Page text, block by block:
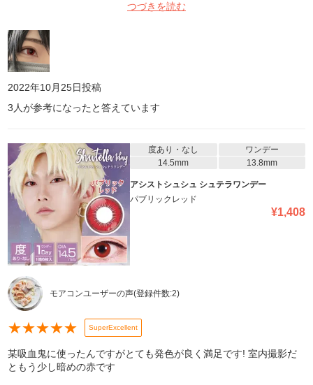
つづきを読む
2022年10月25日投稿
3 人が参考になったと答えています
度あり・なし
ワンデー
14.5mm
13.8mm
アシストシュシュ シュテラワンデー
パブリックレッド
¥1,408
モアコンユーザーの声(登録件数:2)
★★★★★ SuperExcellent
某吸血鬼に使ったんですがとても発色が良く満足です! 室内撮影だ
ともう少し暗めの赤です